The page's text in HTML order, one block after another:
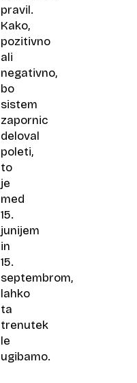
pravil.
Kako,
pozitivno
ali
negativno,
bo
sistem
zapornic
deloval
poleti,
to
je
med
15.
junijem
in
15.
septembrom,
lahko
ta
trenutek
le
ugibamo.